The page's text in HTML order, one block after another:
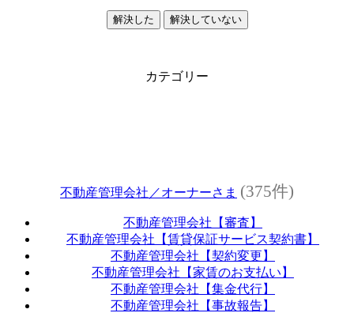
解決した 解決していない
カテゴリー
不動産管理会社／オーナーさま (375件)
不動産管理会社【審査】
不動産管理会社【賃貸保証サービス契約書】
不動産管理会社【契約変更】
不動産管理会社【家賃のお支払い】
不動産管理会社【集金代行】
不動産管理会社【事故報告】